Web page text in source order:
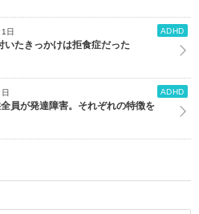
日 ADHD
いたきっかけは拒食症だった
ADHD
員が発達障害。それぞれの特徴を